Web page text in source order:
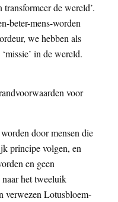
de wereld’.
beter-mens-worden
we hebben als
in de wereld.
voor
door mensen die
principe volgen, en
en geen
naar het tweeluik
verwezen Lotusbloem-